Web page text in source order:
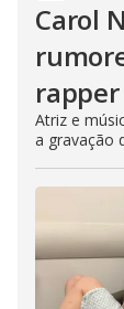
Carol
Atriz e
a gravação